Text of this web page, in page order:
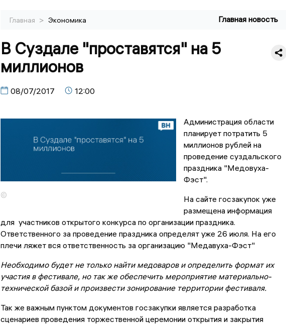
Главная > Экономика Главная новость
В Суздале "проставятся" на 5
миллионов
08/07/2017 12:00
©
Администрация области
планирует потратить 5
миллионов рублей на
проведение суздальского
праздника "Медовуха-
Фэст".
На сайте госзакупок уже
размещена информация
для участников открытого конкурса по организации праздника.
Ответственного за проведение праздника определят уже 26 июля. На его
плечи ляжет вся ответственность за организацию "Медавуха-Фэст"
Необходимо будет не только найти медоваров и определить формат их
участия в фестивале, но так же обеспечить мероприятие материально-
технической базой и произвести зонирование территории фестиваля.
Так же важным пунктом документов госзакупки является разработка
сценариев проведения торжественной церемонии открытия и закрытия